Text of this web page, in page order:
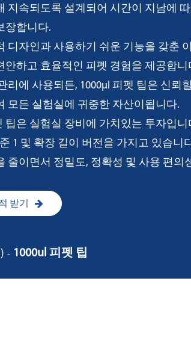
지속되도록 설계되어 시간이 지남에
장합니다.
디자인과 사용하기 쉬운 기능을 갖춘
안하고 효율적인 피펫 경험을 제공합니
리에 사용되든, 1000µl 피펫 팁은 신뢰
모든 실험실에 귀중한 자산이됩니다.
팁은 실험실 장비에 가치있는 투자입니
1 및 확장 길이 버전을 가지고 있습니
줄이면서 정밀도, 정확성 및 사용 편의
받기
1000ul 피펫 팁